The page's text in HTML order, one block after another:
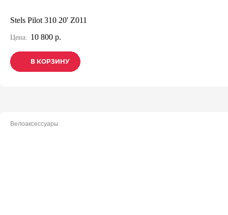
Stels Pilot 310 20' Z011
Цена: 10 800 р.
В КОРЗИНУ
В КОРЗИНУ
В КОРЗИНУ
Велоаксессуары